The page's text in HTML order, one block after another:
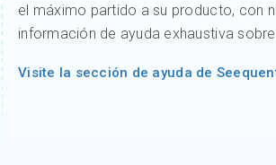
el máximo partido a su producto, con
información de ayuda exhaustiva
Visite la sección de ayuda de